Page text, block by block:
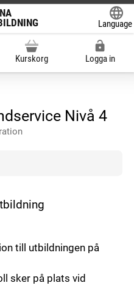
Language
Kurskorg Logga in
Nivå 4
till utbildningen på
sker på plats vid